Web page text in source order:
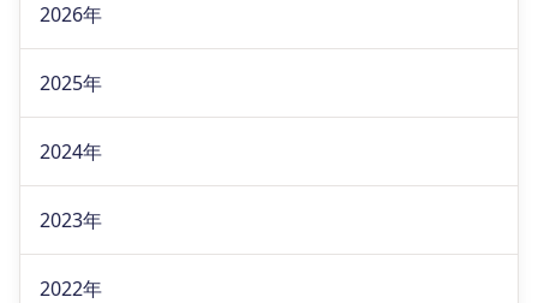
2026年
2025年
2024年
2023年
2022年